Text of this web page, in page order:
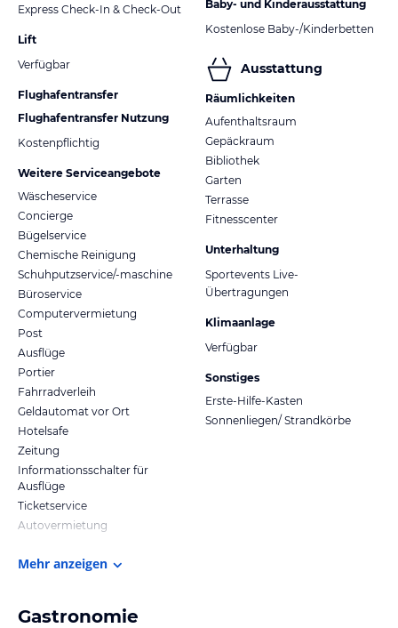
Express Check-In & Check-Out
Lift
Verfügbar
Flughafentransfer
Flughafentransfer Nutzung
Kostenpflichtig
Weitere Serviceangebote
Wäscheservice
Concierge
Bügelservice
Chemische Reinigung
Schuhputzservice/-maschine
Büroservice
Computervermietung
Post
Ausflüge
Portier
Fahrradverleih
Geldautomat vor Ort
Hotelsafe
Zeitung
Informationsschalter für
Ausflüge
Ticketservice
Autovermietung
Baby- und Kinderausstattung
Kostenlose Baby-/Kinderbetten
Ausstattung
Räumlichkeiten
Aufenthaltsraum
Gepäckraum
Bibliothek
Garten
Terrasse
Fitnesscenter
Unterhaltung
Sportevents Live-
Übertragungen
Klimaanlage
Verfügbar
Sonstiges
Erste-Hilfe-Kasten
Sonnenliegen/ Strandkörbe
Mehr anzeigen
Gastronomie